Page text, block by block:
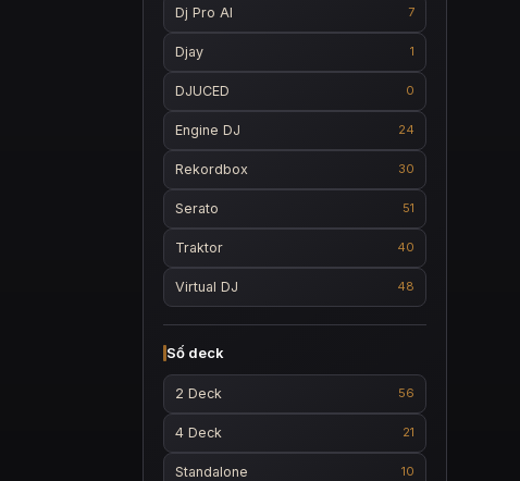
Dj Pro AI 7
Djay 1
DJUCED 0
Engine DJ 24
Rekordbox 30
Serato 51
Traktor 40
Virtual DJ 48
Số deck
2 Deck 56
4 Deck 21
Standalone 10